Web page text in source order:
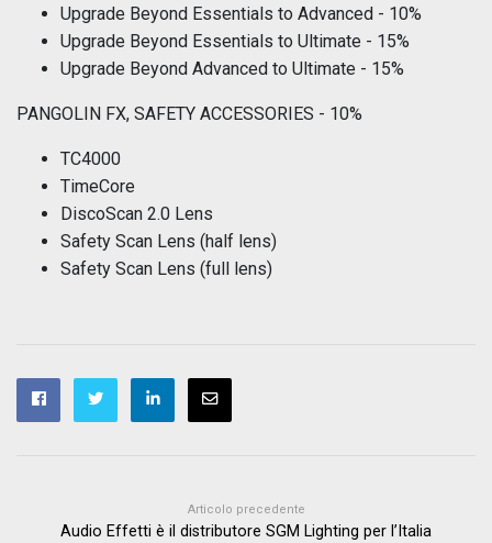
Upgrade Beyond Essentials to Advanced - 10%
Upgrade Beyond Essentials to Ultimate - 15%
Upgrade Beyond Advanced to Ultimate - 15%
PANGOLIN FX, SAFETY ACCESSORIES - 10%
TC4000
TimeCore
DiscoScan 2.0 Lens
Safety Scan Lens (half lens)
Safety Scan Lens (full lens)
Articolo precedente
Audio Effetti è il distributore SGM Lighting per l’Italia